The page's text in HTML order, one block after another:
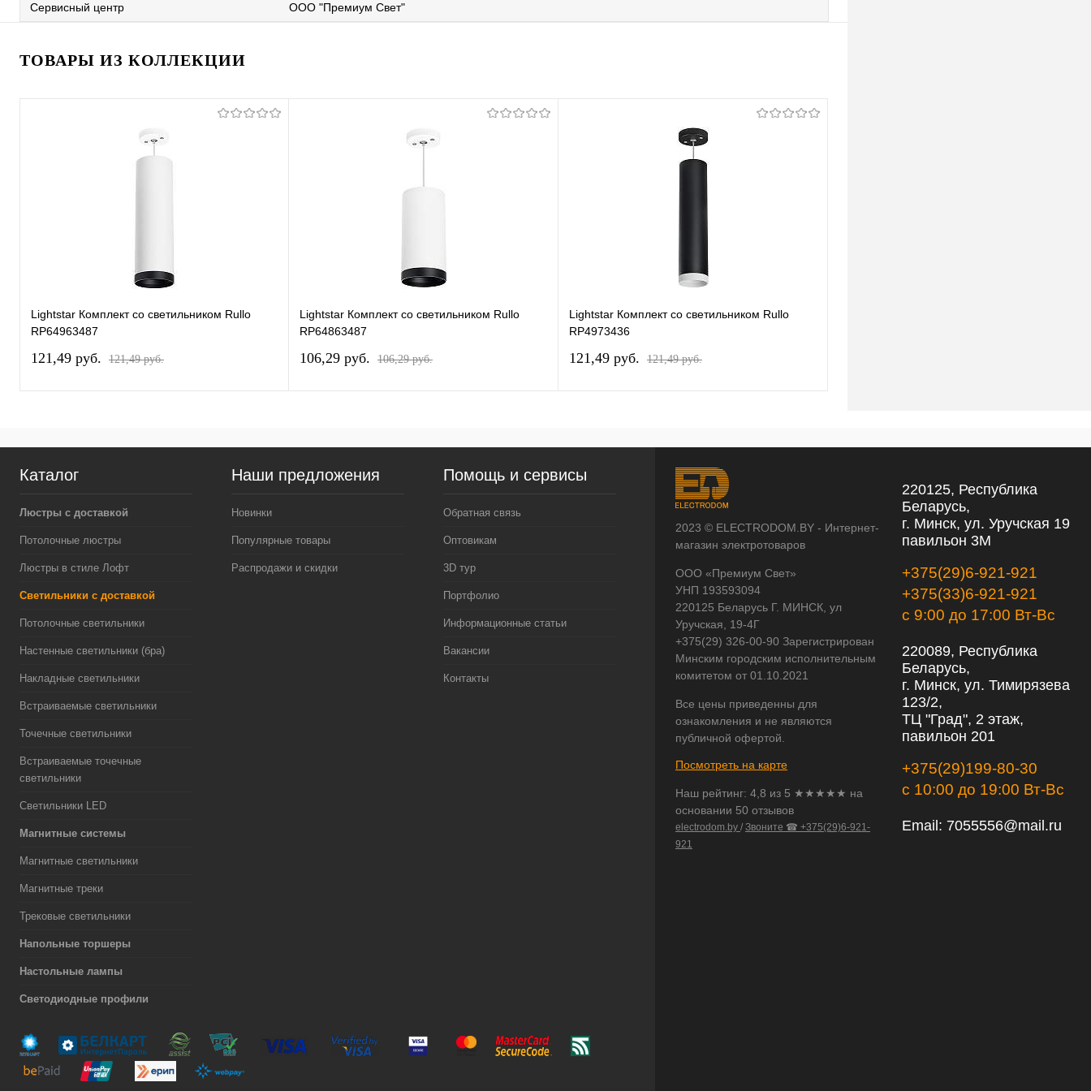
Сервисный центр ООО "Премиум Свет"
ТОВАРЫ ИЗ КОЛЛЕКЦИИ
Lightstar Комплект со светильником Rullo
RP64963487
121,49 pуб. 121,49 pуб.
Lightstar Комплект со светильником Rullo
RP64863487
106,29 pуб. 106,29 pуб.
Lightstar Комплект со светильником Rullo
RP4973436
121,49 pуб. 121,49 pуб.
Каталог
Люстры с доставкой
Потолочные люстры
Люстры в стиле Лофт
Светильники с доставкой
Потолочные светильники
Настенные светильники (бра)
Накладные светильники
Встраиваемые светильники
Точечные светильники
Встраиваемые точечные
светильники
Светильники LED
Магнитные системы
Магнитные светильники
Магнитные треки
Трековые светильники
Напольные торшеры
Настольные лампы
Светодиодные профили
Наши предложения
Новинки
Популярные товары
Распродажи и скидки
Помощь и сервисы
Обратная связь
Оптовикам
3D тур
Портфолио
Информационные статьи
Вакансии
Контакты
2023 © ELECTRODOM.BY - Интернет-
магазин электротоваров
ООО «Премиум Свет»
УНП 193593094
220125 Беларусь Г. МИНСК, ул
Уручская, 19-4Г
+375(29) 326-00-90 Зарегистрирован
Минским городским исполнительным
комитетом от 01.10.2021
Все цены приведенны для
ознакомления и не являются
публичной офертой.
Посмотреть на карте
Наш рейтинг: 4,8 из 5 ★★★★★ на
основании 50 отзывов
electrodom.by / Звоните ☎ +375(29)6-921-
921
220125, Республика
Беларусь,
г. Минск, ул. Уручская 19
павильон 3М
+375(29)6-921-921
+375(33)6-921-921
с 9:00 до 17:00 Вт-Вс
220089, Республика
Беларусь,
г. Минск, ул. Тимирязева
123/2,
ТЦ "Град", 2 этаж,
павильон 201
+375(29)199-80-30
с 10:00 до 19:00 Вт-Вс
Email: 7055556@mail.ru